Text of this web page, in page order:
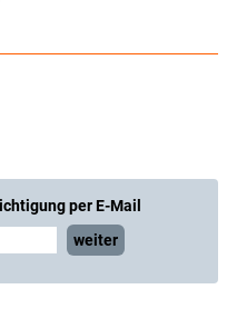
per E-Mail
weiter